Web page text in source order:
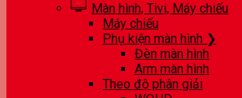
Màn hình, Tivi, Máy chiếu
Máy chiếu
Phụ kiện màn hình ❯
Đèn màn hình
Arm màn hình
Theo độ phân giải